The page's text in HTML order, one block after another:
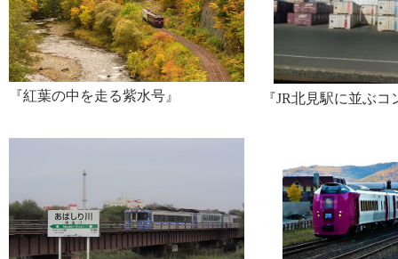
『紅葉の中を走る紫水号』 『JR北見駅に並ぶコ